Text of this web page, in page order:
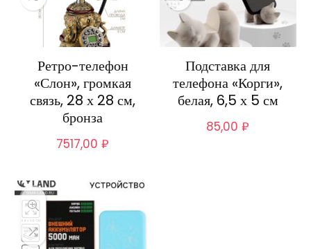
Ретро-телефон
«Слон», громкая
связь, 28 х 28 см,
бронза
7517,00₽
Подставка для
телефона «Корги»,
белая, 6,5 х 5 см
85,00₽